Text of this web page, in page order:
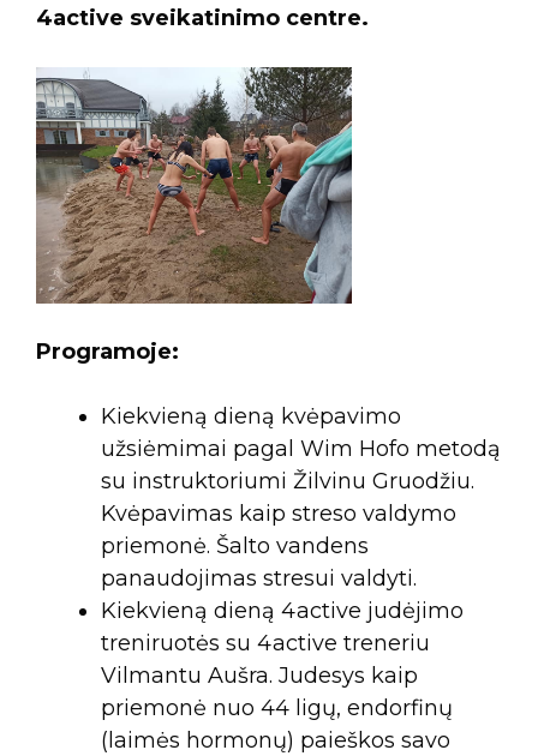
4active sveikatinimo centre.
Programoje:
Kiekvieną dieną kvėpavimo
užsiėmimai pagal Wim Hofo metodą
su instruktoriumi Žilvinu Gruodžiu.
Kvėpavimas kaip streso valdymo
priemonė. Šalto vandens
panaudojimas stresui valdyti.
Kiekvieną dieną 4active judėjimo
treniruotės su 4active treneriu
Vilmantu Aušra. Judesys kaip
priemonė nuo 44 ligų, endorfinų
(laimės hormonų) paieškos savo